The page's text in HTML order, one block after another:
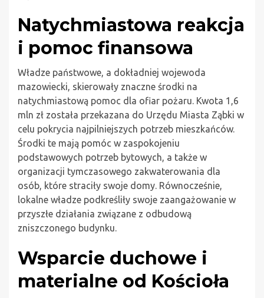
Natychmiastowa reakcja
i pomoc finansowa
Władze państwowe, a dokładniej wojewoda
mazowiecki, skierowały znaczne środki na
natychmiastową pomoc dla ofiar pożaru. Kwota 1,6
mln zł została przekazana do Urzędu Miasta Ząbki w
celu pokrycia najpilniejszych potrzeb mieszkańców.
Środki te mają pomóc w zaspokojeniu
podstawowych potrzeb bytowych, a także w
organizacji tymczasowego zakwaterowania dla
osób, które straciły swoje domy. Równocześnie,
lokalne władze podkreśliły swoje zaangażowanie w
przyszłe działania związane z odbudową
zniszczonego budynku.
Wsparcie duchowe i
materialne od Kościoła